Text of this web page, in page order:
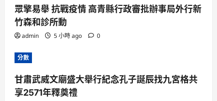
眾擎易舉 抗戰疫情 高青縣行政審批辦事局外行新
竹森和診所動
admin 5 小時 ago 0
分數
甘肅武威文廟盛大舉行紀念孔子誕辰找九宮格共
享2571年釋奠禮